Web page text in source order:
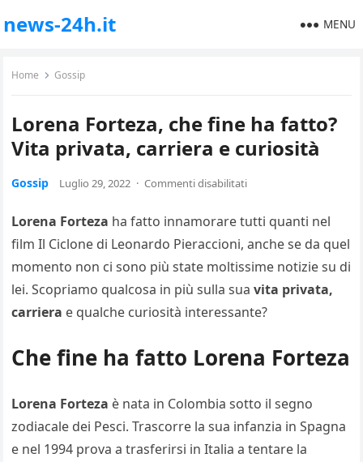
news-24h.it MENU
Home Gossip
Lorena Forteza, che fine ha fatto?
Vita privata, carriera e curiosità
Gossip Luglio 29, 2022 · Commenti disabilitati
Lorena Forteza ha fatto innamorare tutti quanti nel
film Il Ciclone di Leonardo Pieraccioni, anche se da quel
momento non ci sono più state moltissime notizie su di
lei. Scopriamo qualcosa in più sulla suavita privata,
carriera e qualche curiosità interessante?
Che fine ha fatto Lorena Forteza
Lorena Forteza è nata in Colombia sotto il segno
zodiacale dei Pesci. Trascorre la sua infanzia in Spagna
e nel 1994 prova a trasferirsi in Italia a tentare la